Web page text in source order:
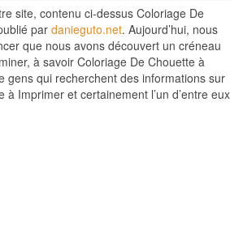
site, contenu ci-dessus Coloriage De
par danieguto.net. Aujourd’hui, nous
que nous avons découvert un créneau
à savoir Coloriage De Chouette à
gens qui recherchent des informations sur
à Imprimer et certainement l’un d’entre eux